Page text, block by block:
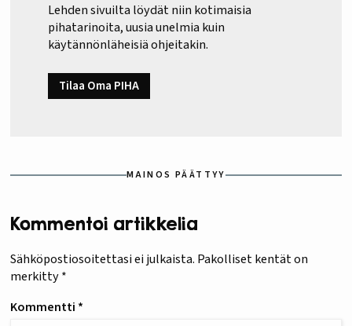
Lehden sivuilta löydät niin kotimaisia
pihatarinoita, uusia unelmia kuin
käytännönläheisiä ohjeitakin.
Tilaa Oma PIHA
MAINOS PÄÄTTYY
Kommentoi artikkelia
Sähköpostiosoitettasi ei julkaista. Pakolliset kentät on
merkitty*
Kommentti *